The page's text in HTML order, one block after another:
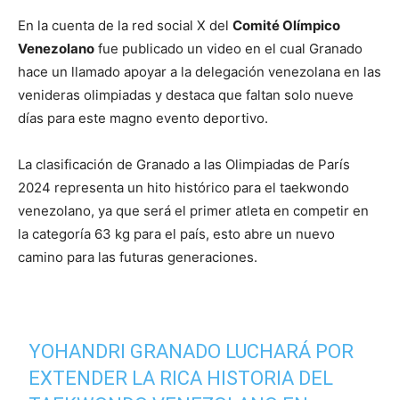
En la cuenta de la red social X del Comité Olímpico
Venezolano fue publicado un video en el cual Granado
hace un llamado apoyar a la delegación venezolana en las
venideras olimpiadas y destaca que faltan solo nueve
días para este magno evento deportivo.
La clasificación de Granado a las Olimpiadas de París
2024 representa un hito histórico para el taekwondo
venezolano, ya que será el primer atleta en competir en
la categoría 63 kg para el país, esto abre un nuevo
camino para las futuras generaciones.
YOHANDRI GRANADO LUCHARÁ POR
EXTENDER LA RICA HISTORIA DEL